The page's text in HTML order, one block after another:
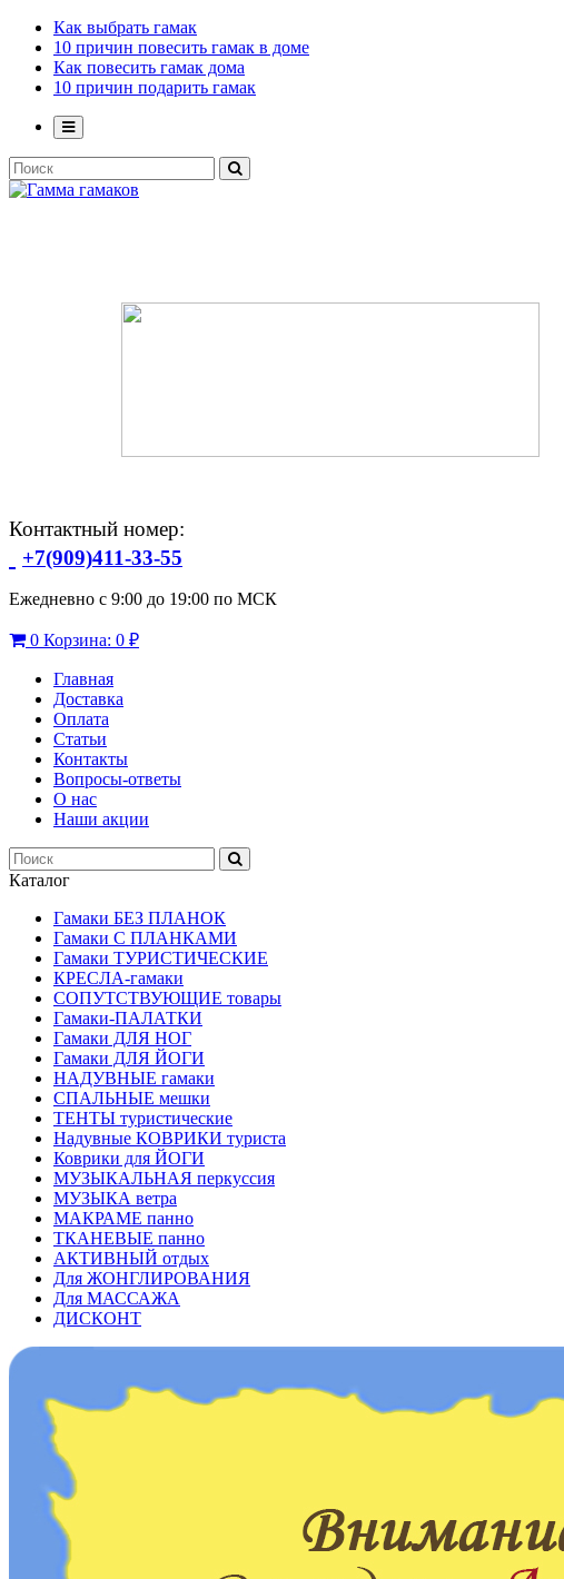
Как выбрать гамак
10 причин повесить гамак в доме
Как повесить гамак дома
10 причин подарить гамак
Контактный номер:
+7(909)411-33-55
Ежедневно с 9:00 до 19:00 по МСК
0 Корзина: 0 ₽
Главная
Доставка
Оплата
Статьи
Контакты
Вопросы-ответы
О нас
Наши акции
Каталог
Гамаки БЕЗ ПЛАНОК
Гамаки С ПЛАНКАМИ
Гамаки ТУРИСТИЧЕСКИЕ
КРЕСЛА-гамаки
СОПУТСТВУЮЩИЕ товары
Гамаки-ПАЛАТКИ
Гамаки ДЛЯ НОГ
Гамаки ДЛЯ ЙОГИ
НАДУВНЫЕ гамаки
СПАЛЬНЫЕ мешки
ТЕНТЫ туристические
Надувные КОВРИКИ туриста
Коврики для ЙОГИ
МУЗЫКАЛЬНАЯ перкуссия
МУЗЫКА ветра
МАКРАМЕ панно
ТКАНЕВЫЕ панно
АКТИВНЫЙ отдых
Для ЖОНГЛИРОВАНИЯ
Для МАССАЖА
ДИСКОНТ